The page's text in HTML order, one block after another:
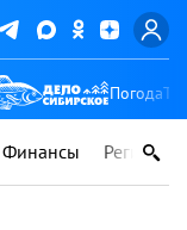
Погода
Финансы Регионы